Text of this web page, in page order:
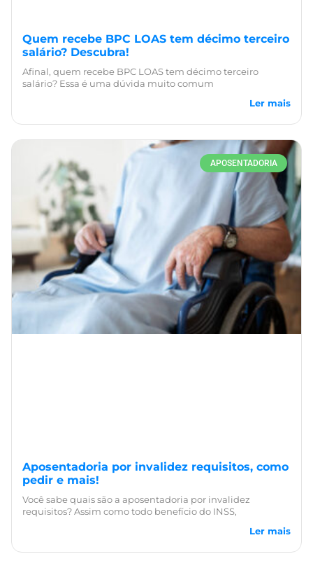
Quem recebe BPC LOAS tem décimo terceiro
salário? Descubra!
Afinal, quem recebe BPC LOAS tem décimo terceiro
salário? Essa é uma dúvida muito comum
Ler mais
APOSENTADORIA
Aposentadoria por invalidez requisitos, como
pedir e mais!
Você sabe quais são a aposentadoria por invalidez
requisitos? Assim como todo benefício do INSS,
Ler mais